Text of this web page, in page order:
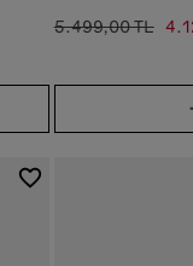
5.499,00 TL